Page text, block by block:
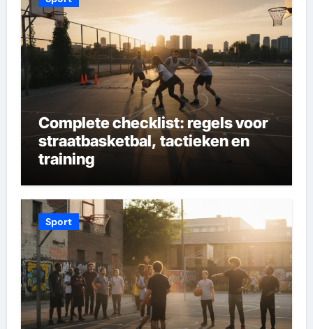
Complete checklist: regels voor
straatbasketbal, tactieken en
training
Sport